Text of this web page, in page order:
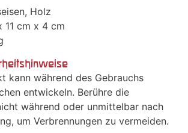
Holz
11 cm x 4 cm
kann während des Gebrauchs
entwickeln. Berühre die
während oder unmittelbar nach
um Verbrennungen zu vermeiden.